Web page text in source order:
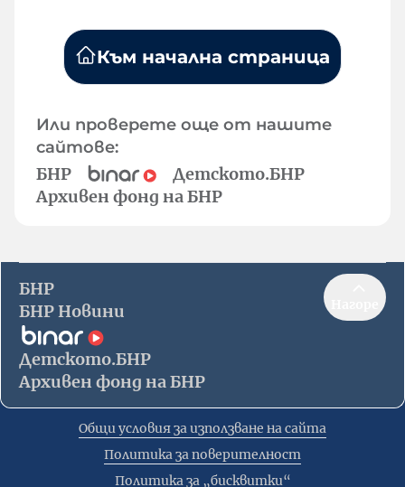
Към начална страница
Или проверете още от нашите
сайтове:
БНР
Детското.БНР
Архивен фонд на БНР
БНР
БНР Новини
Детското.БНР
Архивен фонд на БНР
Общи условия за използване на сайта
Политика за поверителност
Политика за „бисквитки“